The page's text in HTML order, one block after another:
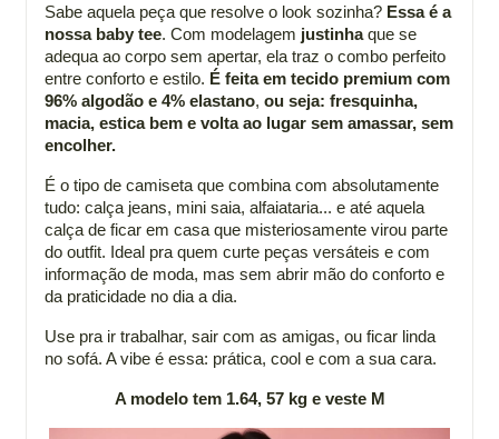
Sabe aquela peça que resolve o look sozinha? Essa é a
nossa baby tee. Com modelagem justinhaque se
adequa ao corpo sem apertar, ela traz o combo perfeito
entre conforto e estilo. É feita em tecido premium com
96% algodão e 4% elastano, ou seja: fresquinha,
macia, estica bem e volta ao lugar sem amassar, sem
encolher.
É o tipo de camiseta que combina com absolutamente
tudo: calça jeans, mini saia, alfaiataria... e até aquela
calça de ficar em casa que misteriosamente virou parte
do outfit. Ideal pra quem curte peças versáteis e com
informação de moda, mas sem abrir mão do conforto e
da praticidade no dia a dia.
Use pra ir trabalhar, sair com as amigas, ou ficar linda
no sofá. A vibe é essa: prática, cool e com a sua cara.
A modelo tem 1.64, 57 kg e veste M